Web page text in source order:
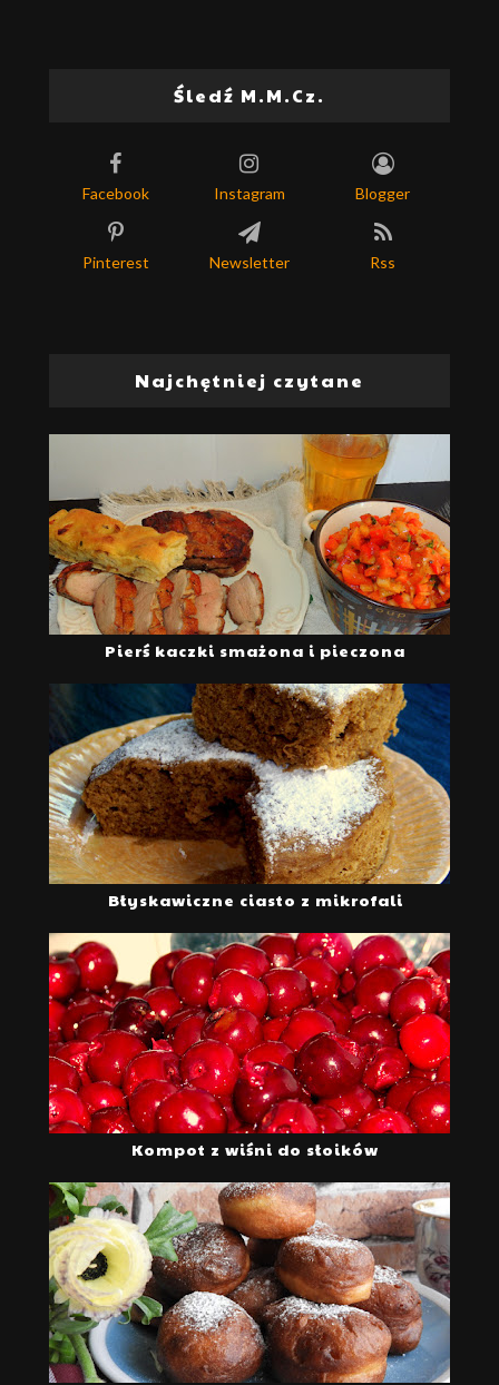
Śledź M.M.Cz.
Facebook Instagram Blogger
Pinterest Newsletter Rss
Najchętniej czytane
Pierś kaczki smażona i pieczona
Błyskawiczne ciasto z mikrofali
Kompot z wiśni do słoików